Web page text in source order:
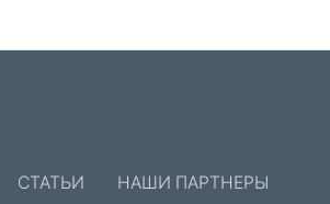
СТАТЬИ НАШИ ПАРТНЕРЫ